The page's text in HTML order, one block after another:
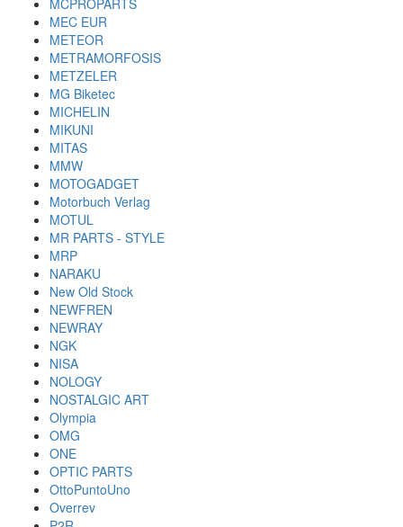
MCPROPARTS
MEC EUR
METEOR
METRAMORFOSIS
METZELER
MG Biketec
MICHELIN
MIKUNI
MITAS
MMW
MOTOGADGET
Motorbuch Verlag
MOTUL
MR PARTS - STYLE
MRP
NARAKU
New Old Stock
NEWFREN
NEWRAY
NGK
NISA
NOLOGY
NOSTALGIC ART
Olympia
OMG
ONE
OPTIC PARTS
OttoPuntoUno
Overrev